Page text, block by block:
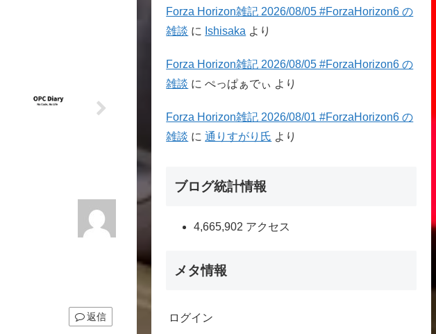
返信
Forza Horizon雑記 2026/08/05 #ForzaHorizon6 の
雑談 に Ishisaka より
Forza Horizon雑記 2026/08/05 #ForzaHorizon6 の
雑談 にぺっぱぁでぃ より
Forza Horizon雑記 2026/08/01 #ForzaHorizon6 の
雑談 に通りすがり氏 より
ブログ統計情報
4,665,902 アクセス
メタ情報
ログイン